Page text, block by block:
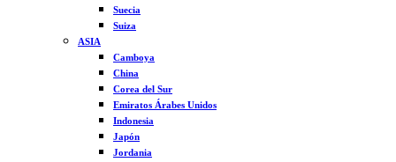
Suecia
Suiza
ASIA
Camboya
China
Corea del Sur
Emiratos Árabes Unidos
Indonesia
Japón
Jordania